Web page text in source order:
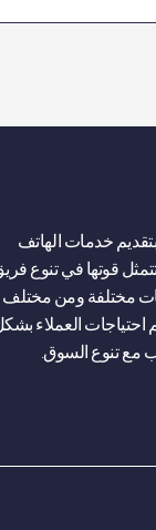
خدمات الهاتف
قوتها في تنوع
مختلفة ومن مختلف
احتياجات العملاء
مع تنوع السوق.